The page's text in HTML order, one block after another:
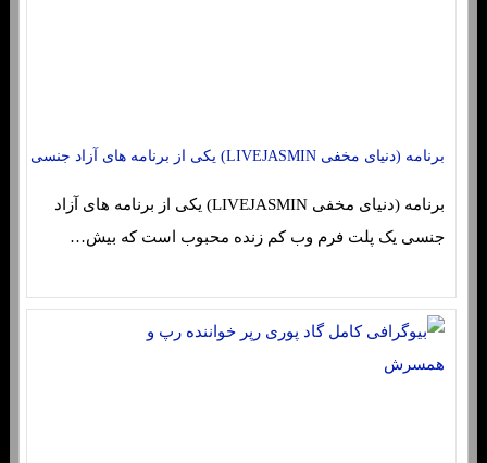
برنامه (دنیای مخفی LIVEJASMIN) یکی از برنامه های آزاد جنسی
برنامه (دنیای مخفی LIVEJASMIN) یکی از برنامه های آزاد
جنسی یک پلت فرم وب کم زنده محبوب است که بیش…